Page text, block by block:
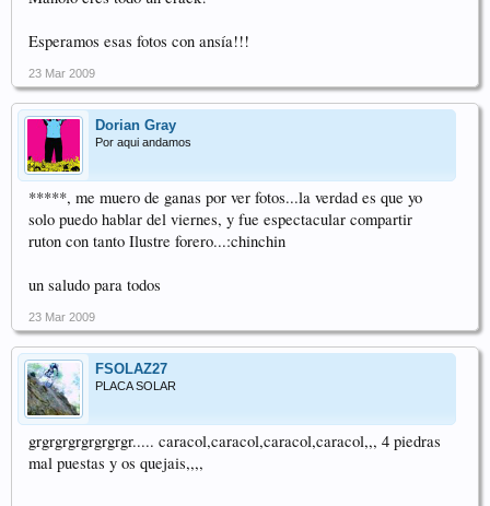
Esperamos esas fotos con ansía!!!
23 Mar 2009
Dorian Gray
Por aqui andamos
*****, me muero de ganas por ver fotos...la verdad es que yo
solo puedo hablar del viernes, y fue espectacular compartir
ruton con tanto Ilustre forero...:chinchin
un saludo para todos
23 Mar 2009
FSOLAZ27
PLACA SOLAR
grgrgrgrgrgrgrgr..... caracol,caracol,caracol,caracol,,, 4 piedras
mal puestas y os quejais,,,,